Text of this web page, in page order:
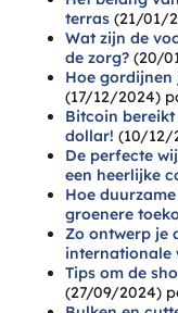
terras (21/01/
Wat zijn de
de zorg? (20/
Hoe
(17/12/2024)
Bitcoin
dollar! (10/12/
De perfecte
een heerlijke
Hoe
groenere
Zo ontwerp je
internationale
Tips om de
(27/09/2024)